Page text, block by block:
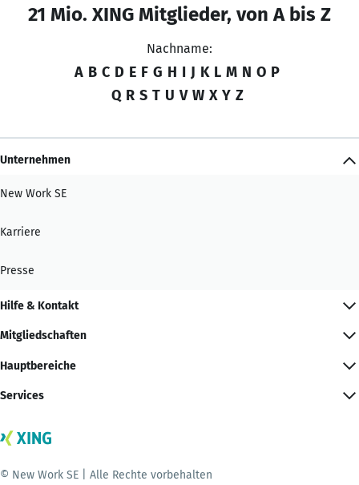
21 Mio. XING Mitglieder, von A bis Z
Nachname:
A B C D E F G H I J K L M N O P
Q R S T U V W X Y Z
Unternehmen
New Work SE
Karriere
Presse
Hilfe & Kontakt
Mitgliedschaften
Hauptbereiche
Services
© New Work SE | Alle Rechte vorbehalten